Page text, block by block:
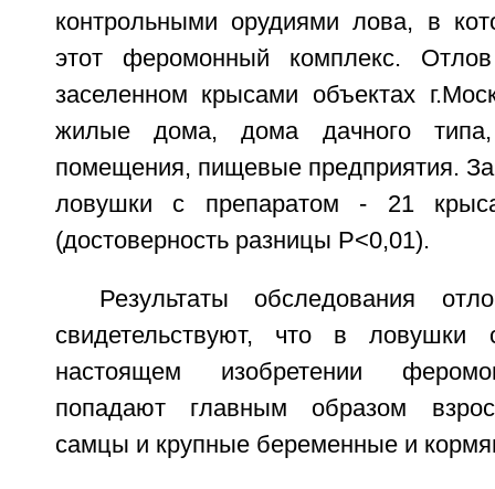
контрольными орудиями лова, в
этот феромонный комплекс.
заселенном крысами объектах
жилые дома, дома дачного типа,
помещения, пищевые предприятия. За
ловушки с препаратом - 21
(достоверность разницы Р<0,01).
Результаты обследования
свидетельствуют, что в
настоящем изобретении
попадают главным образом
самцы и крупные беременные и